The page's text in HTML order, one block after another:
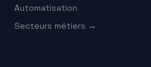
Automatisation
Secteurs métiers →